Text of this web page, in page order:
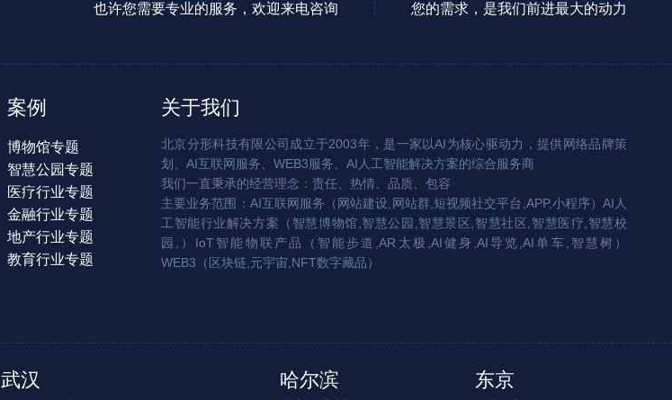
也许您需要专业的服务，欢迎来电咨询 您的需求，是我们前进最大的动力
案例
博物馆专题
智慧公园专题
医疗行业专题
金融行业专题
地产行业专题
教育行业专题
关于我们
北京分形科技有限公司成立于2003年，是一家以AI为核心驱动力，提供网络品牌策
划、AI互联网服务、WEB3服务、AI人工智能解决方案的综合服务商
我们一直秉承的经营理念：责任、热情、品质、包容
主要业务范围：AI互联网服务（网站建设,网站群,短视频社交平台,APP,小程序）AI人
工智能行业解决方案（智慧博物馆,智慧公园,智慧景区,智慧社区,智慧医疗,智慧校
园,）IoT智能物联产品（智能步道,AR太极,AI健身,AI导览,AI单车,智慧树）
WEB3（区块链,元宇宙,NFT数字藏品）
武汉 哈尔滨 东京